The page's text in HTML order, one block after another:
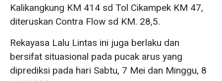
Kalikangkung KM 414 sd Tol Cikampek KM 47,
diteruskan Contra Flow sd KM. 28,5.
Rekayasa Lalu Lintas ini juga berlaku dan
bersifat situasional pada pucak arus yang
diprediksi pada hari Sabtu, 7 Mei dan Minggu, 8